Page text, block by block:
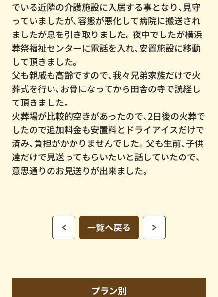
でいる近隣の介護施設に入居する事となり、見守
っていましたが、容態が悪化して病院に搬送され
ましたが息を引き取りました。夜中でしたが横浜
葬祭福祉センターに電話を入れ、安置施設に移動
して頂きました。
父も親戚も高齢ですので、我々兄弟家族だけで火
葬式を行い、お骨になってから田舎の寺で読経し
て頂きました。
火葬場が比較的空きがあったので、2日後の火葬で
したので追加料金も安置料とドライアイスだけで
済み、負担がかかりませんでした。父も生前、子供
達だけで見送ってもらいたいと話していたので、
意思通りのお見送りが出来ました。
一覧へ戻る
プラン別